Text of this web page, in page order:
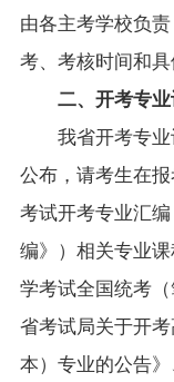
由各主考学校负
考、考核时间和具
二、开考专
我省开考专
公布，请考生在
考试开考专业汇编
编》） 相关专业课
学考试全国统考
省考试局关于开
本）专业的公告》